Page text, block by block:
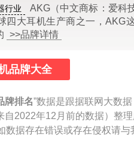
行业
AKG（中文商标：爱科
四大耳机生产商之一，AKG
>>品牌详情
品牌大全
牌排名”数据是跟据联网大数
2022年12月前的数据）整
据存在错误或存在侵权请与